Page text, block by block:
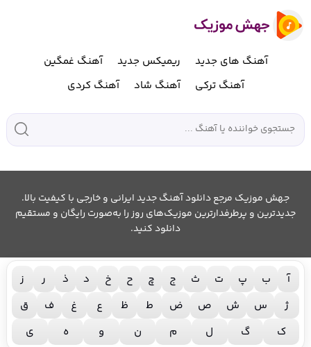
آهنگ های جدید ریمیکس جدید
آهنگ غمگین
آهنگ ترکی
آهنگ شاد آهنگ کردی
جهش موزیک مرجع دانلود آهنگ جدید ایرانی و خارجی با کیفیت بالا.
جدیدترین و پرطرفدارترین موزیک‌های روز را به‌صورت رایگان و مستقیم
دانلود کنید.
آ ب پ ت ث ج چ ح خ د ذ ر
ز
ژ
س ش ص ض ط ظ ع غ ف
ق
ک
گ ل م ن و ه ی